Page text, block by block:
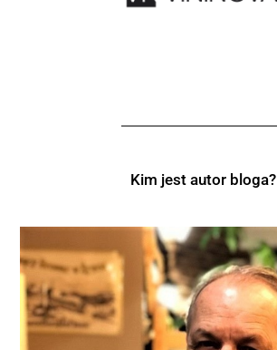
Kim jest autor bloga?